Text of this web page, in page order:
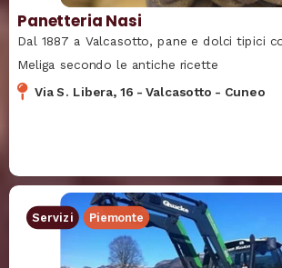
Panetteria Nasi
Dal 1887 a Valcasotto, pane e dolci tipici
Meliga secondo le antiche ricette
Via S. Libera, 16 -Valcasotto - Cuneo
Servizi Piemonte